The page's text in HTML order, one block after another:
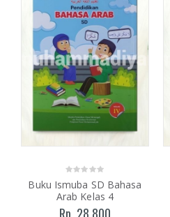
Buku Ismuba SD Bahasa
Arab Kelas 4